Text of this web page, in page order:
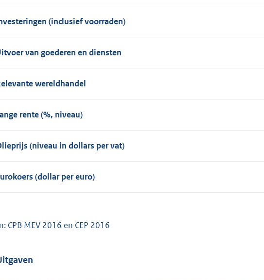
(inclusief voorraden)
van goederen en diensten
wereldhandel
rente (%, niveau)
(niveau in dollars per vat)
(dollar per euro)
CPB MEV 2016 en CEP 2016